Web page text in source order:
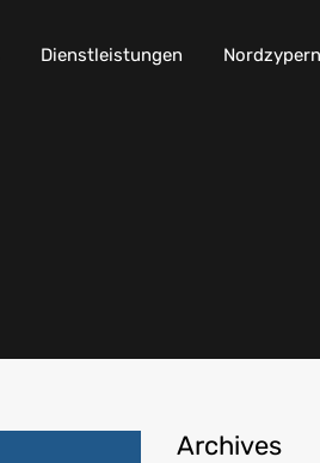
Dienstleistungen
Archives